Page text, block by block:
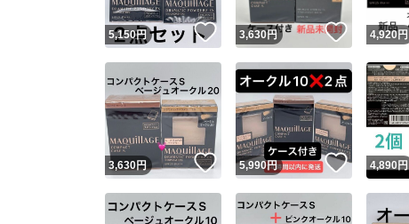
5,150円 いいね！
3,630円 いいね！
4,920円
3,630円 いいね！
5,990円 いいね！
4,890 円